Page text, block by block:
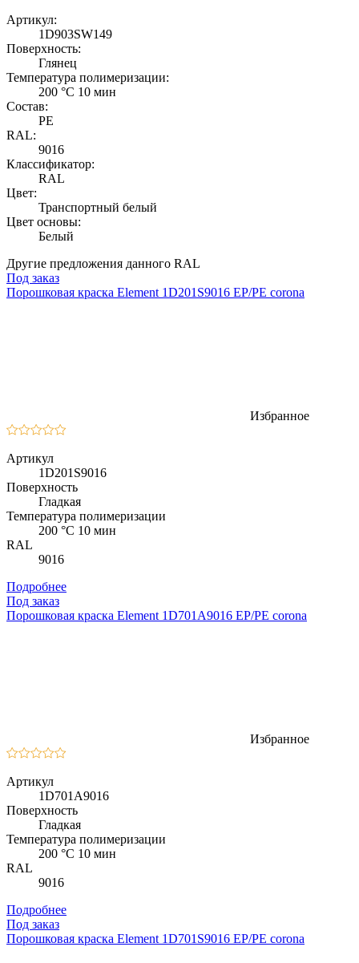
Артикул:
1D903SW149
Поверхность:
Глянец
Температура полимеризации:
200 °C 10 мин
Состав:
PE
RAL:
9016
Классификатор:
RAL
Цвет:
Транспортный белый
Цвет основы:
Белый
Другие предложения данного RAL
Под заказ
Порошковая краска Element 1D201S9016 EP/PE corona
Избранное
Артикул
1D201S9016
Поверхность
Гладкая
Температура полимеризации
200 °C 10 мин
RAL
9016
Подробнее
Под заказ
Порошковая краска Element 1D701A9016 EP/PE corona
Избранное
Артикул
1D701A9016
Поверхность
Гладкая
Температура полимеризации
200 °C 10 мин
RAL
9016
Подробнее
Под заказ
Порошковая краска Element 1D701S9016 EP/PE corona